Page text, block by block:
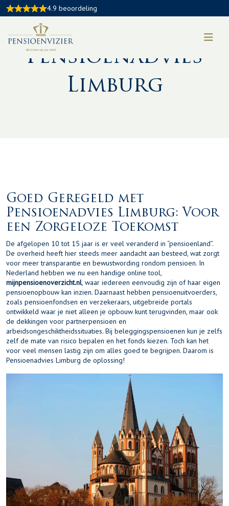
4.9 beoordeling
Pensioenadvies
Limburg
Goed Geregeld met
Pensioenadvies Limburg: Voor
een Zorgeloze Toekomst
De afgelopen 10 tot 15 jaar is er veel veranderd in “pensioenland”.
De overheid heeft hier steeds meer aandacht aan besteed, wat zorgt
voor meer transparantie en bewustwording rondom pensioen. In
Nederland hebben we nu een handige online tool,
mijnpensioenoverzicht.nl, waar iedereen eenvoudig zijn of haar eigen
pensioenopbouw kan inzien. Daarnaast hebben pensioenuitvoerders,
zoals pensioenfondsen en verzekeraars, uitgebreide portals
ontwikkeld waar je niet alleen je opbouw kunt terugvinden, maar ook
de dekkingen voor partnerpensioen en
arbeidsongeschiktheidssituaties. Bij beleggingspensioenen kun je zelfs
zelf de mate van risico bepalen en het fonds kiezen. Toch kan het
voor veel mensen lastig zijn om alles goed te begrijpen. Daarom is
Pensioenadvies Limburg de oplossing!